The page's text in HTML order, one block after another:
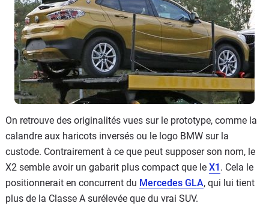
On retrouve des originalités vues sur le prototype, comme la
calandre aux haricots inversés ou le logo BMW sur la
custode. Contrairement à ce que peut supposer son nom, le
X2 semble avoir un gabarit plus compact que le X1 . Cela le
positionnerait en concurrent du Mercedes GLA, qui lui tient
plus de la Classe A surélevée que du vrai SUV.